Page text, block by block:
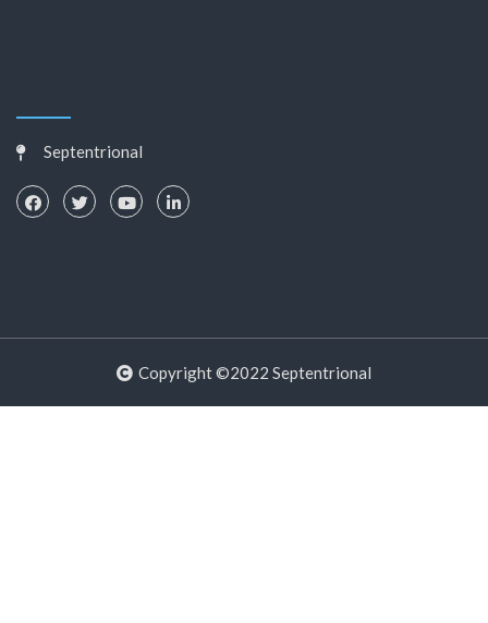
Septentrional
Copyright ©2022 Septentrional